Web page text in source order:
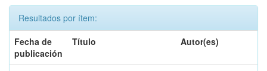
Resultados por ítem:
Fecha de
publicación
Título Autor(es)